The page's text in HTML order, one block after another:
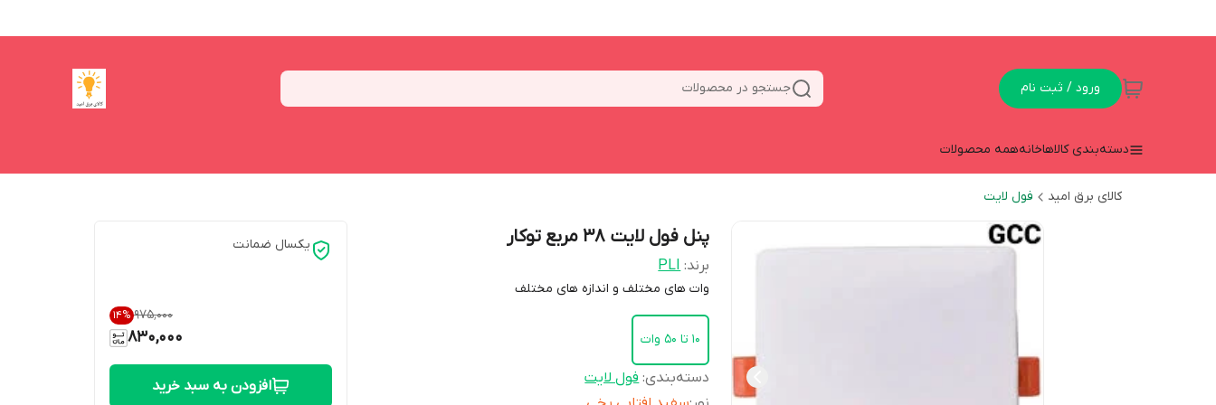
ورود / ثبت نام جستجو در محصولات
دسته‌بندی کالاهاخانههمه محصولات
کالای برق امید فول لایت
پنل فول لایت 38 مربع توکار
برند: PLI
وات های مختلف و اندازه های مختلف
10 تا 50 وات
دسته‌بندی:فول لایت
یکسال ضمانت
۹۷۵٬۰۰۰ 14%
830,000
افزودن به سبد خرید